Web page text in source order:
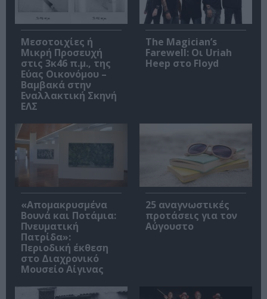
Μεσοτοιχίες ή
Μικρή Προσευχή
στις 3κ46 π.μ., της
Εύας Οικονόμου –
Βαμβακά στην
Εναλλακτική Σκηνή
ΕΛΣ
The Magician’s
Farewell: Οι Uriah
Heep στο Floyd
«Απομακρυσμένα
Βουνά και Ποτάμια:
Πνευματική
Πατρίδα»:
Περιοδική έκθεση
στο Διαχρονικό
Μουσείο Αίγινας
25 αναγνωστικές
προτάσεις για τον
Αύγουστο